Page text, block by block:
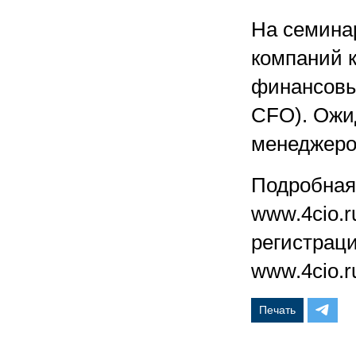
На
компаний
CFO).
Печать